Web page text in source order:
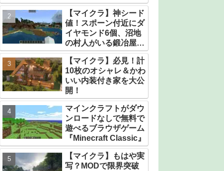
【マイクラ】神シード
値！スポーン付近にダ
イヤモンド6個、沼地
の村人がいる鍛冶屋だ
らけの村【統合版】
【マイクラ】必見！計
10枚のオシャレ＆かわ
いい内装付き家を大公
開！
マインクラフトがダウ
ンロードなしで無料で
遊べるブラウザゲーム
『Minecraft Classic』
【マイクラ】もはや実
写？MODで限界突破